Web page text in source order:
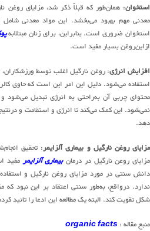
استخوان: همان‌طور که قبلاً ذکر شد، مزایای روغن
معدنی مهم بهبود می‌بخشد. این مواد معدنی
استخوان ضروری است. بنابراین، برای زنان مبتلابه
ازاین‌روغن بسیار مفید است.
افزایش انرژی: روغن نارگیل اغلب توسط
استفاده می‌شود. دلیل این امر این است که حاوی
محتوای چربی آن به‌راحتی به انرژی تبدیل
نمی‌شود. این کمک می‌کند تا انرژی و استقامت و
دهد.
مزایای روغن نارگیل و بیماری آلزایمر: تحقیق
مزایای روعن نارگیل در درمانبیماری آلزایمرمفید
دانش سنتی در مورد مزایای روغن نارگیل و
ندارد. درواقع، به‌طور سنتی اعتقاد بر این نبود که
شکل تقویت کند. البته یک مطالعه این ادعا را تائید
منبع مقاله :organic facts